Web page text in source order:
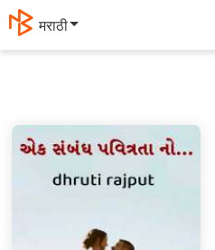
मराठी